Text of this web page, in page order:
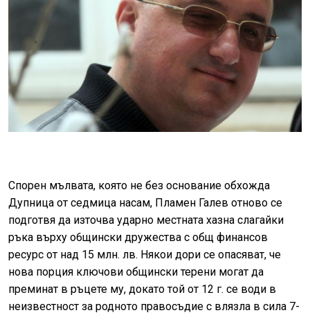
Спорен мълвата, която не без основание обхожда
Дупница от седмица насам, Пламен Галев отново се
подготвя да източва ударно местната хазна слагайки
ръка върху о6щински дружества с общ финансов
ресурс от над 15 млн. лв. Някои дори се опасяват, че
нова порция ключови общински терени могат да
преминат в ръцете му, докато той от 12 г. се води в
неизвестност за родното правосъдие с влязла в сила 7-